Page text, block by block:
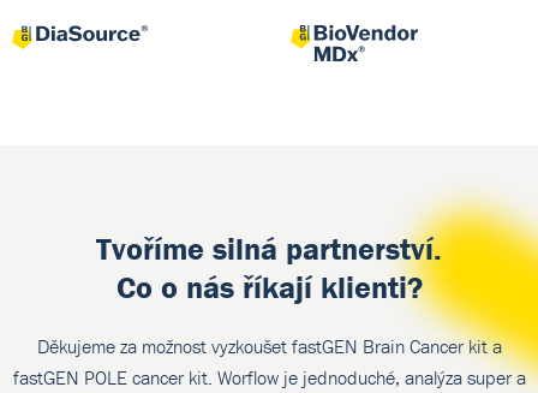
Tvoříme silná partnerství.
Co o nás říkají klienti?
Děkujeme za možnost vyzkoušet fastGEN Brain Cancer kit a
fastGEN POLE cancer kit. Worflow je jednoduché, analýza super a